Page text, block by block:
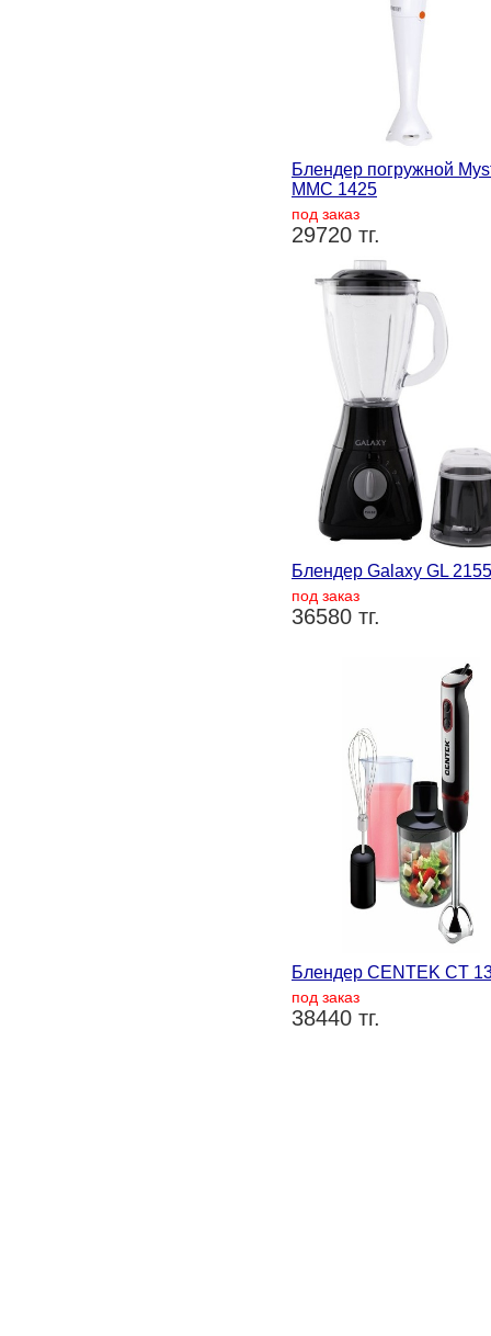
Блендер погружной
MMC 1425
под заказ
29720 тг.
Блендер Galaxy GL 2155
под заказ
36580 тг.
Блендер CENTEK CT
под заказ
38440 тг.